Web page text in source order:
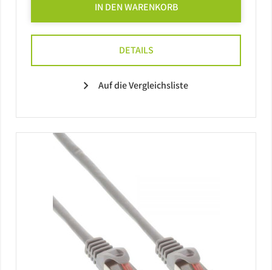
IN DEN WARENKORB
DETAILS
Auf die Vergleichsliste